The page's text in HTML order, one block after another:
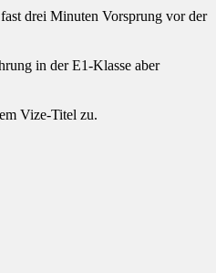
drei Minuten Vorsprung vor der
in der E1-Klasse aber
Vize-Titel zu.